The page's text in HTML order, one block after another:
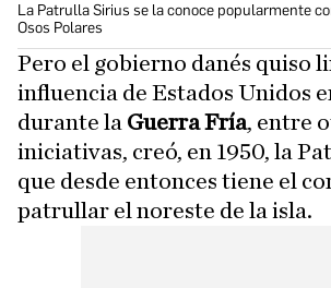
La Patrulla Sirius se la conoce popularmente
Osos Polares
Pero el gobierno danés quiso
influencia de Estados Unidos
durante la Guerra Fría, entre
iniciativas, creó, en 1950, la
que desde entonces tiene el
patrullar el noreste de la isla.